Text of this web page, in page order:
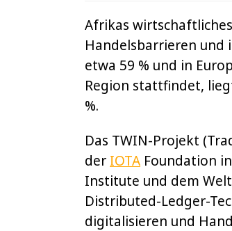
Afrikas
Handelsbarrieren und
etwa 59 % und in
Region stattfindet,
%.
Das TWIN-Projekt
der IOTA Foundation
Institute und dem
Distributed-Ledger-
digitalisieren und